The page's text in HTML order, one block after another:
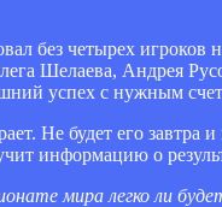
без четырех
Шелаева, Андрея
успех с нужным
Не будет его
информацию о
мира легко ли